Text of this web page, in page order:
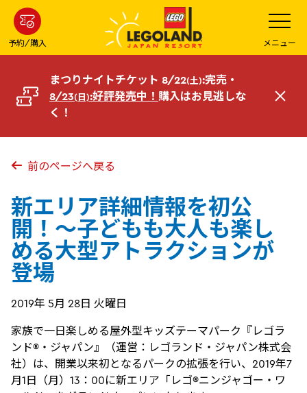
ン
コ
へ
予約/購入
メ
ニ
ュ
ー
を
開
メニュー
まつりナイトチケット 8/22(土):完売・
8/23(日):好評発売中！ 購入はお見逃しな
く！
閉
前のページへ戻る
新エリア詳細情報を初公
開！～子どもも大人も楽し
める大型アトラクションが
登場
2019年 5月 28日 火曜日
家族で一日楽しめる屋外型キッズテーマパーク『レゴラ
ンド®・ジャパン』（運営：レゴランド・ジャパン株式会
社）は、開業以来初となるパークの拡張を行い、2019年7
月1日（月）13：00に新エリア「レゴ®ニンジャゴー・ワ